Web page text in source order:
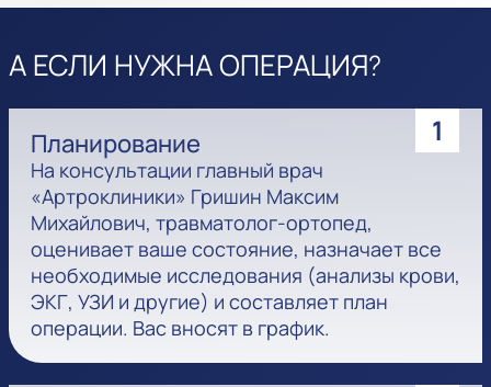
А ЕСЛИ НУЖНА ОПЕРАЦИЯ?
1
Планирование
На консультации главный врач
«Артроклиники» Гришин Максим
Михайлович, травматолог-ортопед,
оценивает ваше состояние, назначает все
необходимые исследования (анализы крови,
ЭКГ, УЗИ и другие) и составляет план
операции. Вас вносят в график.